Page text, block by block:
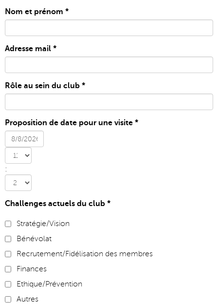
Nom et prénom *
Adresse mail *
Rôle au sein du club *
Proposition de date pour une visite *
:
Challenges actuels du club *
Stratégie/Vision
Bénévolat
Recrutement/Fidélisation des membres
Finances
Ethique/Prévention
Autres